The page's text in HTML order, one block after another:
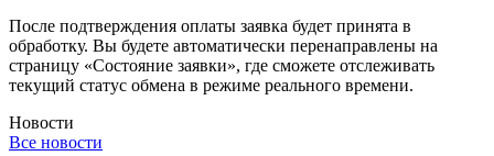
После подтверждения оплаты заявка будет принята в
обработку. Вы будете автоматически перенаправлены на
страницу «Состояние заявки», где сможете отслеживать
текущий статус обмена в режиме реального времени.
Новости
Все новости